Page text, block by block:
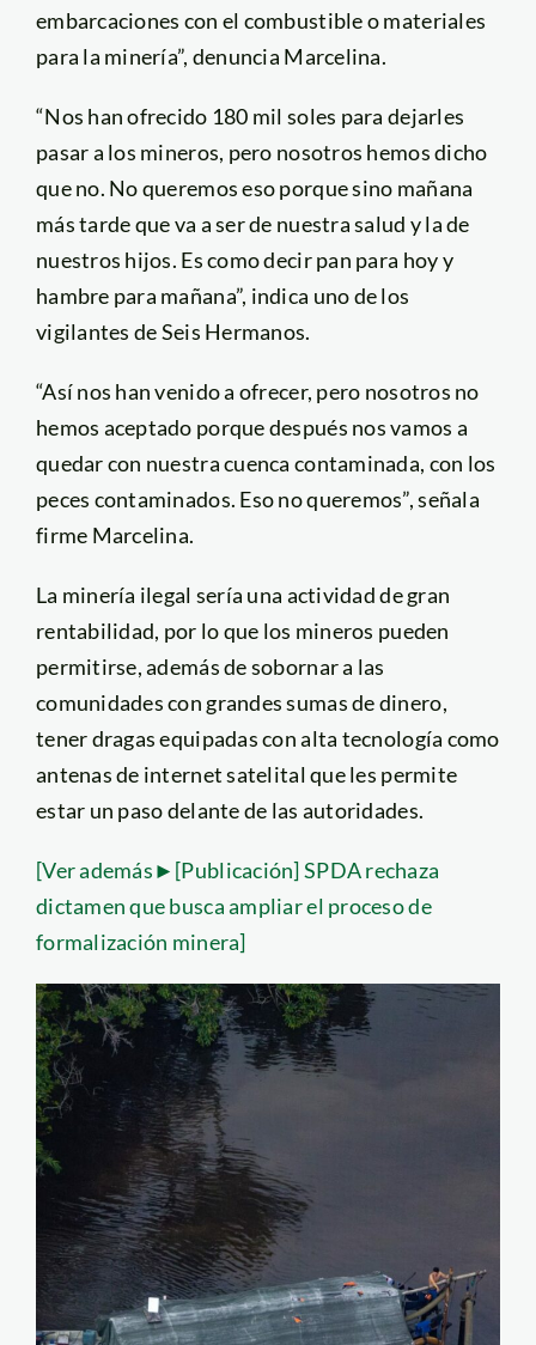
embarcaciones con el combustible o materiales
para la minería”, denuncia Marcelina.
“Nos han ofrecido 180 mil soles para dejarles
pasar a los mineros, pero nosotros hemos dicho
que no. No queremos eso porque sino mañana
más tarde que va a ser de nuestra salud y la de
nuestros hijos. Es como decir pan para hoy y
hambre para mañana”, indica uno de los
vigilantes de Seis Hermanos.
“Así nos han venido a ofrecer, pero nosotros no
hemos aceptado porque después nos vamos a
quedar con nuestra cuenca contaminada, con los
peces contaminados. Eso no queremos”, señala
firme Marcelina.
La minería ilegal sería una actividad de gran
rentabilidad, por lo que los mineros pueden
permitirse, además de sobornar a las
comunidades con grandes sumas de dinero,
tener dragas equipadas con alta tecnología como
antenas de internet satelital que les permite
estar un paso delante de las autoridades.
[Ver además►[Publicación] SPDA rechaza
dictamen que busca ampliar el proceso de
formalización minera]